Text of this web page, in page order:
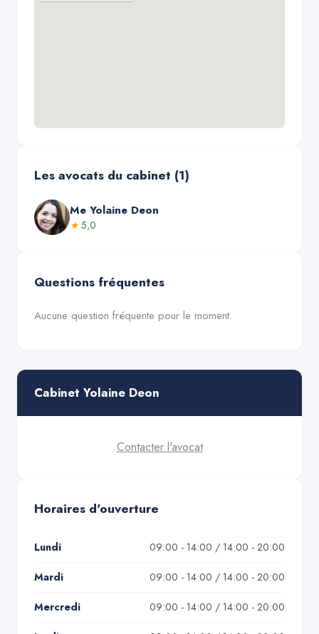
Les avocats du cabinet (1)
Me Yolaine Deon
★ 5,0
Questions fréquentes
Aucune question fréquente pour le moment.
Cabinet Yolaine Deon
Contacter l'avocat
Horaires d'ouverture
Lundi 09:00 - 14:00 / 14:00 - 20:00
Mardi 09:00 - 14:00 / 14:00 - 20:00
Mercredi 09:00 - 14:00 / 14:00 - 20:00